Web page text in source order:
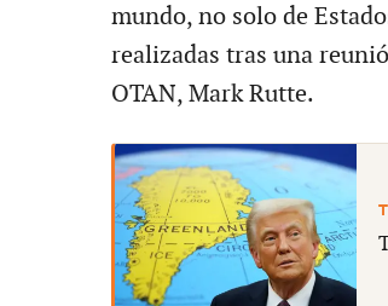
mundo, no solo de
realizadas tras una
OTAN, Mark Rutte.